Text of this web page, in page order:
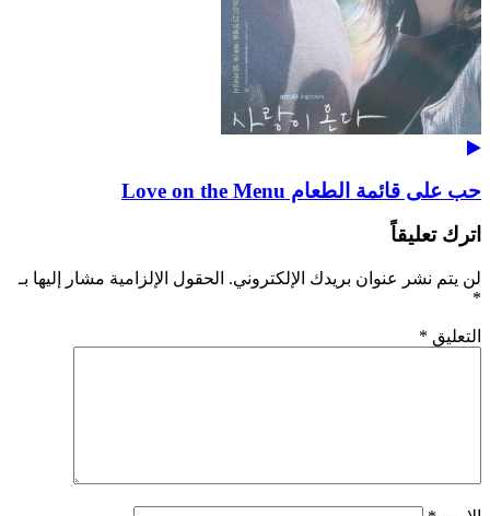
حب على قائمة الطعام Love on the Menu
اترك تعليقاً
لن يتم نشر عنوان بريدك الإلكتروني. الحقول الإلزامية مشار إليها بـ
*
التعليق *